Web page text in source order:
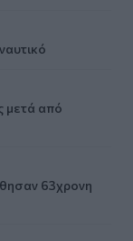
μετά από
63χρονη